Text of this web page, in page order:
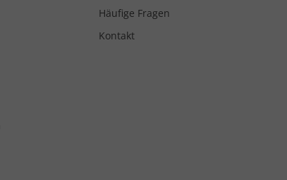
Häufige Fragen
Kontakt